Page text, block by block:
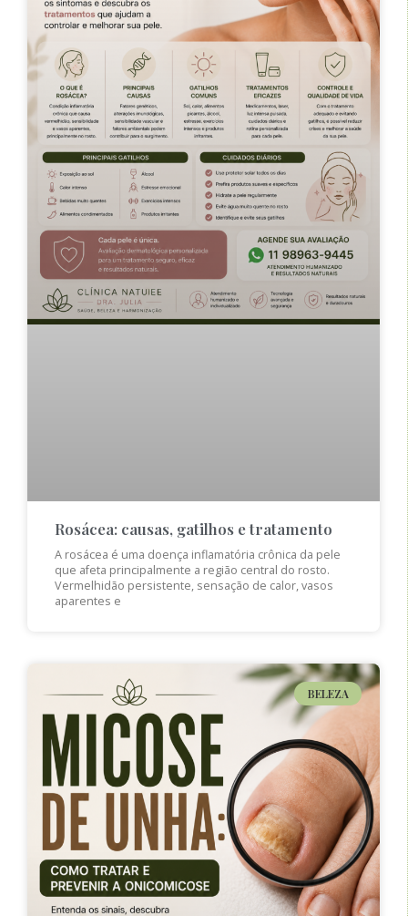
Rosácea: causas, gatilhos e tratamento
A rosácea é uma doença inflamatória crônica da pele
que afeta principalmente a região central do rosto.
Vermelhidão persistente, sensação de calor, vasos
aparentes e
BELEZA